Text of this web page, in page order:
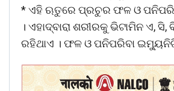
* ଏହି ଋତୁରେ ପ୍ରଚୁର ଫଳ ଓ
। ଏହାଦ୍ବାରା ଶରୀରକୁ ଭିଟାମିନ ଏ,
ରହିଥାଏ । ଫଳ ଓ ପନିପରିବା